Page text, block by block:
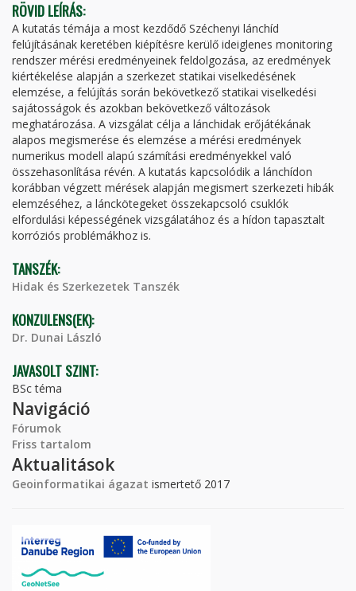
RÖVID LEÍRÁS:
A kutatás témája a most kezdődő Széchenyi lánchíd
felújításának keretében kiépítésre kerülő ideiglenes monitoring
rendszer mérési eredményeinek feldolgozása, az eredmények
kiértékelése alapján a szerkezet statikai viselkedésének
elemzése, a felújítás során bekövetkező statikai viselkedési
sajátosságok és azokban bekövetkező változások
meghatározása. A vizsgálat célja a lánchidak erőjátékának
alapos megismerése és elemzése a mérési eredmények
numerikus modell alapú számítási eredményekkel való
összehasonlítása révén. A kutatás kapcsolódik a lánchídon
korábban végzett mérések alapján megismert szerkezeti hibák
elemzéséhez, a lánckötegeket összekapcsoló csuklók
elfordulási képességének vizsgálatához és a hídon tapasztalt
korróziós problémákhoz is.
TANSZÉK:
Hidak és Szerkezetek Tanszék
KONZULENS(EK):
Dr. Dunai László
JAVASOLT SZINT:
BSc téma
Navigáció
Fórumok
Friss tartalom
Aktualitások
Geoinformatikai ágazat ismertető 2017